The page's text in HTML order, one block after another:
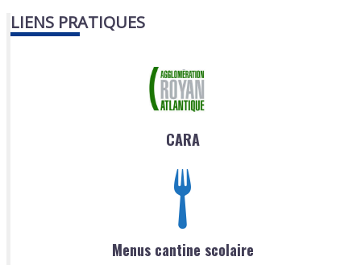
LIENS PRATIQUES
CARA
Menus cantine scolaire